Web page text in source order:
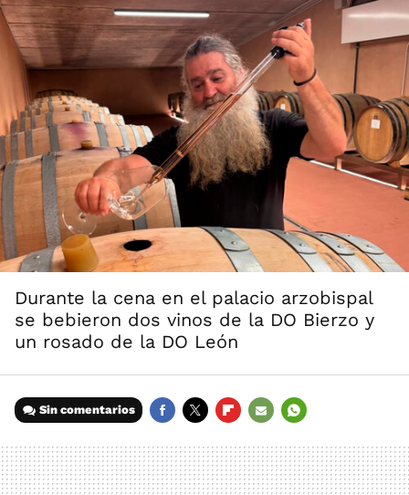
Durante la cena en el palacio arzobispal
se bebieron dos vinos de la DO Bierzo y
un rosado de la DO León
Sin comentarios
MAIL